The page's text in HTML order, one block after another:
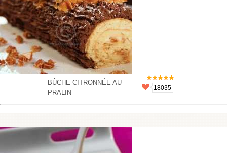
BÛCHE CITRONNÉE AU
PRALIN
18035